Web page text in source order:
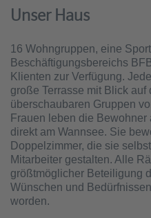
Unser Haus
16 Wohngruppen, eine
Beschäftigungsbereichs
Klienten zur Verfügung.
große Terrasse mit Blick
überschaubaren Gruppen
Frauen leben die
direkt am Wannsee. Sie
Doppelzimmer, die sie
Mitarbeiter gestalten. Alle
größtmöglicher Beteiligung
Wünschen und
worden.